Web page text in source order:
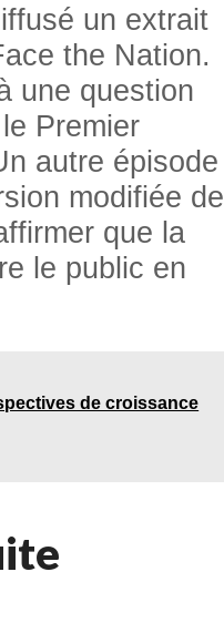
un extrait
the Nation.
une question
Premier
autre épisode
modifiée de
que la
le public en
de croissance